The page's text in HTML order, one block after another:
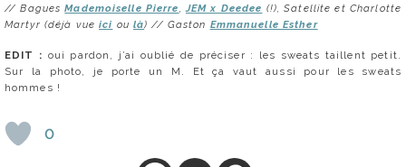
//BaguesMademoiselle Pierre JEM x Deedee (!), Satellite et Charlotte
Martyr (déjà vueici ou là) // Gaston Emmanuelle Esther
EDIT : oui pardon, j’ai oublié de préciser : les sweats taillent petit.
Sur la photo, je porte un M. Et ça vaut aussi pour les sweats
hommes !
0